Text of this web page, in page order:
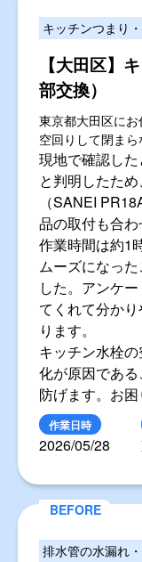
キッチンつまり
【大田区】
部交換）
東京都大田区に
空回りして閉まら
現地で確認し
と判明したた
（SANEI
品の取付も合わ
作業時間は約1
ムーズになっ
した。アンケ
てくれて分か
ります。
キッチン水栓
化が原因であ
防げます。お困
作業日時
2026/05/28
排水管の水漏れ